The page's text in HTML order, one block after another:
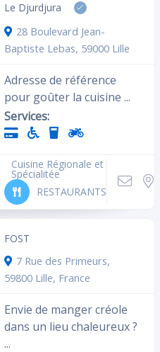
handicapé
Le Djurdjura
28 Boulevard Jean-
Baptiste Lebas, 59000 Lille
Adresse de référence
pour goûter la cuisine ...
Services:
Cuisine Régionale et
Spécialitée
RESTAURANTS
FOST
7 Rue des Primeurs,
59800 Lille, France
Envie de manger créole
dans un lieu chaleureux ?
...